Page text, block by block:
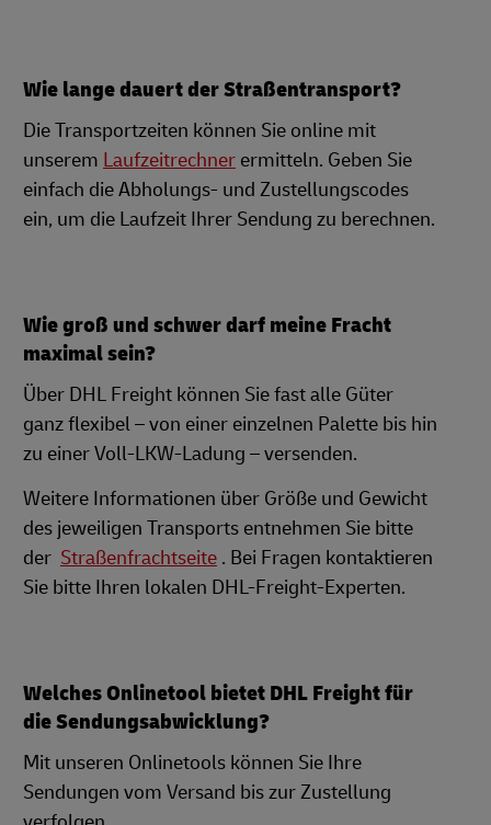
Wie lange dauert der Straßentransport?
Die Transportzeiten können Sie online mit
unserem Laufzeitrechner ermitteln. Geben Sie
einfach die Abholungs- und Zustellungscodes
ein, um die Laufzeit Ihrer Sendung zu berechnen.
Wie groß und schwer darf meine Fracht
maximal sein?
Über DHL Freight können Sie fast alle Güter
ganz flexibel – von einer einzelnen Palette bis hin
zu einer Voll-LKW-Ladung – versenden.
Weitere Informationen über Größe und Gewicht
des jeweiligen Transports entnehmen Sie bitte
der Straßenfrachtseite . Bei Fragen kontaktieren
Sie bitte Ihren lokalen DHL-Freight-Experten.
Welches Onlinetool bietet DHL Freight für
die Sendungsabwicklung?
Mit unseren Onlinetools können Sie Ihre
Sendungen vom Versand bis zur Zustellung